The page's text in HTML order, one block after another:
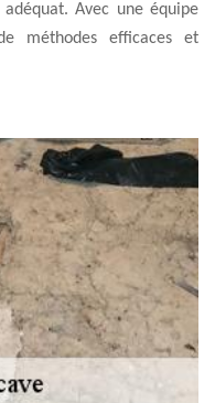
Avec une équipe
méthodes efficaces et